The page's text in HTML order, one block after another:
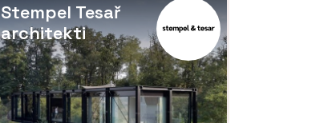
Stempel Tesař
architekti